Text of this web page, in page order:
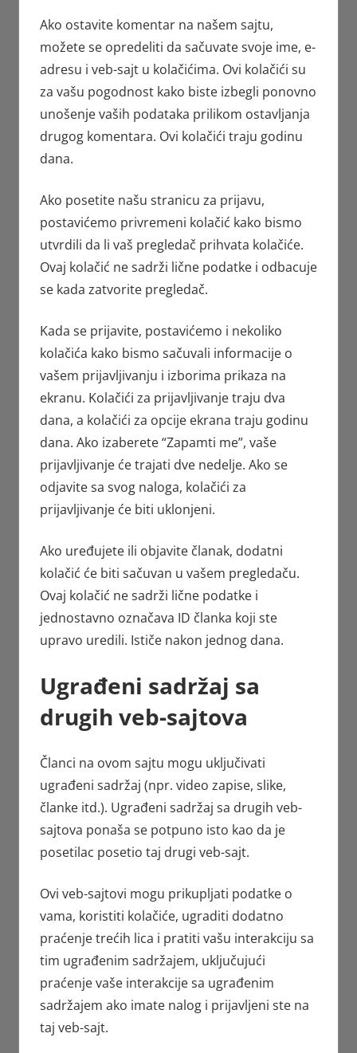
Ako ostavite komentar na našem sajtu,
možete se opredeliti da sačuvate svoje ime, e-
adresu i veb-sajt u kolačićima. Ovi kolačići su
za vašu pogodnost kako biste izbegli ponovno
unošenje vaših podataka prilikom ostavljanja
drugog komentara. Ovi kolačići traju godinu
dana.
Ako posetite našu stranicu za prijavu,
postavićemo privremeni kolačić kako bismo
utvrdili da li vaš pregledač prihvata kolačiće.
Ovaj kolačić ne sadrži lične podatke i odbacuje
se kada zatvorite pregledač.
Kada se prijavite, postavićemo i nekoliko
kolačića kako bismo sačuvali informacije o
vašem prijavljivanju i izborima prikaza na
ekranu. Kolačići za prijavljivanje traju dva
dana, a kolačići za opcije ekrana traju godinu
dana. Ako izaberete “Zapamti me”, vaše
prijavljivanje će trajati dve nedelje. Ako se
odjavite sa svog naloga, kolačići za
prijavljivanje će biti uklonjeni.
Ako uređujete ili objavite članak, dodatni
kolačić će biti sačuvan u vašem pregledaču.
Ovaj kolačić ne sadrži lične podatke i
jednostavno označava ID članka koji ste
upravo uredili. Ističe nakon jednog dana.
Ugrađeni sadržaj sa
drugih veb-sajtova
Članci na ovom sajtu mogu uključivati
ugrađeni sadržaj (npr. video zapise, slike,
članke itd.). Ugrađeni sadržaj sa drugih veb-
sajtova ponaša se potpuno isto kao da je
posetilac posetio taj drugi veb-sajt.
Ovi veb-sajtovi mogu prikupljati podatke o
vama, koristiti kolačiće, ugraditi dodatno
praćenje trećih lica i pratiti vašu interakciju sa
tim ugrađenim sadržajem, uključujući
praćenje vaše interakcije sa ugrađenim
sadržajem ako imate nalog i prijavljeni ste na
taj veb-sajt.